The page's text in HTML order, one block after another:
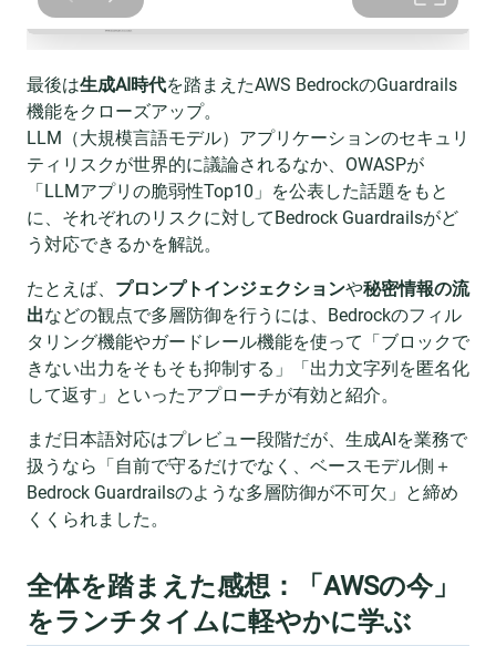
最後は生成AI時代を踏まえたAWS BedrockのGuardrails
機能をクローズアップ。
LLM（大規模言語モデル）アプリケーションのセキュリ
ティリスクが世界的に議論されるなか、OWASPが
「LLMアプリの脆弱性Top10」を公表した話題をもと
に、それぞれのリスクに対してBedrock Guardrailsがど
う対応できるかを解説。
たとえば、 プロンプトインジェクションや秘密情報の流
出などの観点で多層防御を行うには、Bedrockのフィル
タリング機能やガードレール機能を使って「ブロックで
きない出力をそもそも抑制する」「出力文字列を匿名化
して返す」といったアプローチが有効と紹介。
まだ日本語対応はプレビュー段階だが、生成AIを業務で
扱うなら「自前で守るだけでなく、ベースモデル側＋
Bedrock Guardrailsのような多層防御が不可欠」と締め
くくられました。
全体を踏まえた感想：「AWSの今」
をランチタイムに軽やかに学ぶ